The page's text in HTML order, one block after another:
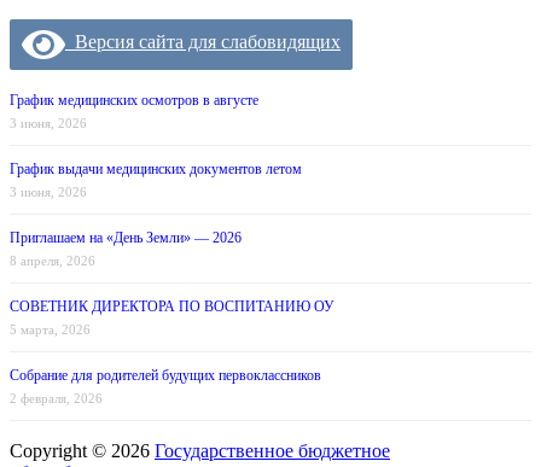
Версия сайта для слабовидящих
График медицинских осмотров в августе
3 июня, 2026
График выдачи медицинских документов летом
3 июня, 2026
Приглашаем на «День Земли» — 2026
8 апреля, 2026
СОВЕТНИК ДИРЕКТОРА ПО ВОСПИТАНИЮ ОУ
5 марта, 2026
Собрание для родителей будущих первоклассников
2 февраля, 2026
Copyright © 2026 Государственное бюджетное